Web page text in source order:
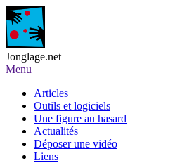
Jonglage.net
Menu
Articles
Outils et logiciels
Une figure au hasard
Actualités
Déposer une vidéo
Liens